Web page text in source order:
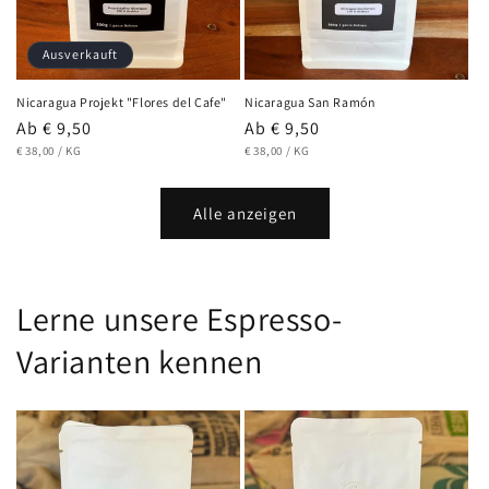
Ausverkauft
Nicaragua Projekt "Flores del Cafe"
Normaler
Preis
Ab € 9,50
GRUNDPREIS
€ 38,00 / PRO
KG
Nicaragua San Ramón
Normaler
Preis
Ab € 9,50
GRUNDPREIS
€ 38,00 / PRO
KG
Alle anzeigen
Lerne unsere Espresso-
Varianten kennen